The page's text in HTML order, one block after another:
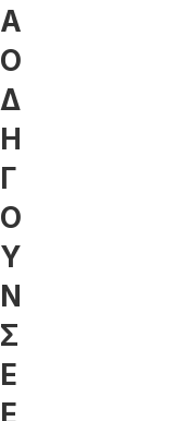
Α
Ο
Δ
Η
Γ
Ο
Υ
Ν
Σ
Ε
Ε